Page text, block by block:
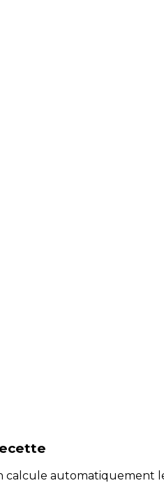
automatiquement